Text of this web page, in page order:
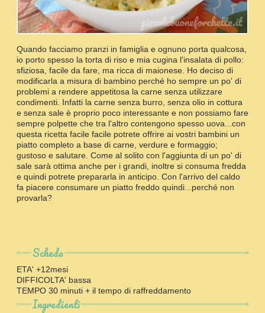
Quando facciamo pranzi in famiglia e ognuno porta qualcosa,
io porto spesso la torta di riso e mia cugina l'insalata di pollo:
sfiziosa, facile da fare, ma ricca di maionese. Ho deciso di
modificarla a misura di bambino perché ho sempre un po' di
problemi a rendere appetitosa la carne senza utilizzare
condimenti. Infatti la carne senza burro, senza olio in cottura
e senza sale è proprio poco interessante e non possiamo fare
sempre polpette che tra l'altro contengono spesso uova...con
questa ricetta facile facile potrete offrire ai vostri bambini un
piatto completo a base di carne, verdure e formaggio;
gustoso e salutare. Come al solito con l'aggiunta di un po' di
sale sarà ottima anche per i grandi, inoltre si consuma fredda
e quindi potrete prepararla in anticipo. Con l'arrivo del caldo
fa piacere consumare un piatto freddo quindi...perché non
provarla?
Scheda
ETA' +12mesi
DIFFICOLTA' bassa
TEMPO 30 minuti + il tempo di raffreddamento
Ingredienti